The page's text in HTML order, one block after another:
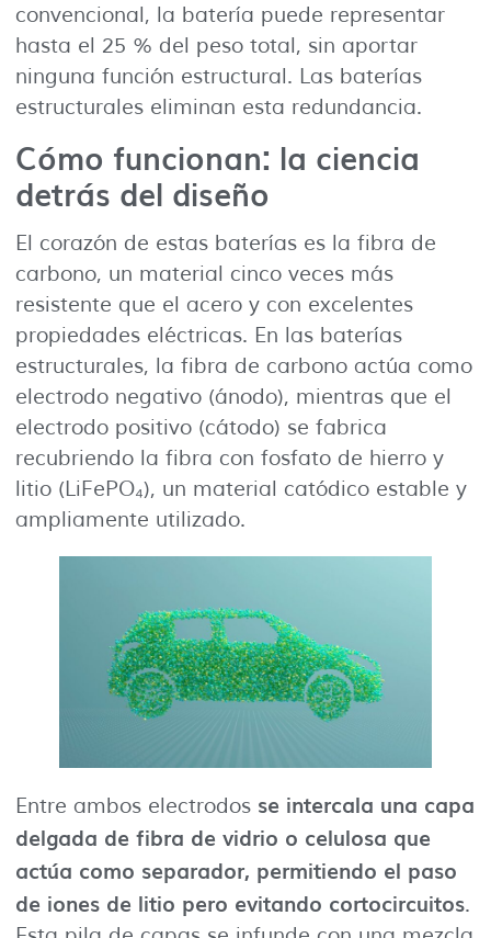
convencional, la batería puede representar
hasta el 25 % del peso total, sin aportar
ninguna función estructural. Las baterías
estructurales eliminan esta redundancia.
Cómo funcionan: la ciencia
detrás del diseño
El corazón de estas baterías es la fibra de
carbono, un material cinco veces más
resistente que el acero y con excelentes
propiedades eléctricas. En las baterías
estructurales, la fibra de carbono actúa como
electrodo negativo (ánodo), mientras que el
electrodo positivo (cátodo) se fabrica
recubriendo la fibra con fosfato de hierro y
litio (LiFePO₄), un material catódico estable y
ampliamente utilizado.
Entre ambos electrodos se intercala una capa
delgada de fibra de vidrio o celulosa que
actúa como separador, permitiendo el paso
de iones de litio pero evitando cortocircuitos.